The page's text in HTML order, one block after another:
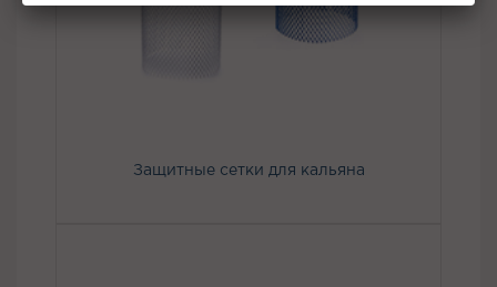
Защитные сетки для кальяна